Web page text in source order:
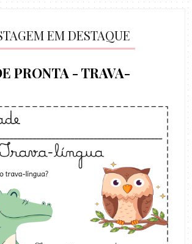
EM DESTAQUE
PRONTA - TRAVA-